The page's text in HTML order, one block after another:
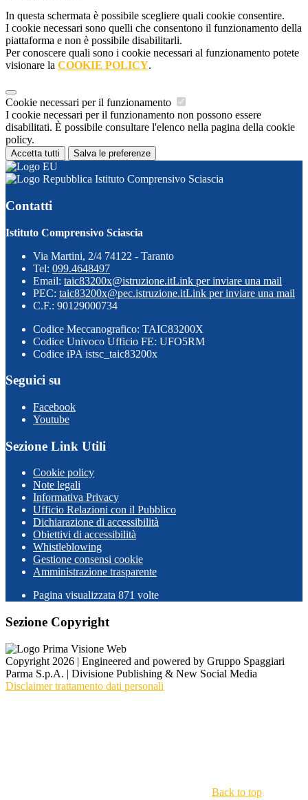
In questa schermata è possibile scegliere quali cookie consentire.
I cookie necessari sono quelli che consentono il funzionamento della
piattaforma e non è possibile disabilitarli.
Per conoscere quali sono i cookie necessari al funzionamento potete
visionare la COOKIE POLICY.
Cookie necessari per il funzionamento
I cookie necessari per il funzionamento non possono essere
disabilitati. È possibile consultare l'elenco nella pagina della cookie
policy.
Accetta tutti Salva le preferenze
Istituto Comprensivo Sciascia
Contatti
Istituto Comprensivo Sciascia
Via Martini, 2/4 74122 - Taranto
Tel: 099.4648497
Email: taic83200x@istruzione.itLink per inviare una mail
PEC: taic83200x@pec.istruzione.itLink per inviare una mail
C.F.: 90129000734
Codice Meccanografico: TAIC83200X
Codice Univoco Ufficio FE: UFO5RM
Codice iPA istsc_taic83200x
Seguici su
Facebook
Youtube
Sezione Link Utili
Cookie policy
Note legali
Informativa Privacy
Ufficio Relazioni con il Pubblico
Dichiarazione di accessibilità
Obiettivi di accessibilità
Whistleblowing
Gestione consensi cookie
Amministrazione trasparente
Pagina visualizzata 871 volte
Sezione Copyright
Copyright 2026 | Engineered and powered by Gruppo Spaggiari
Parma S.p.A. | Divisione Publishing & New Social Media
Disclaimer trattamento dati personali
Back to top